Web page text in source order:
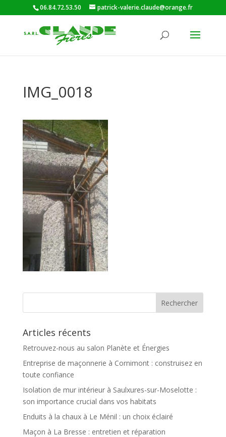
06.84.72.53.50 patrick-valerie.claude@orange.fr
IMG_0018
Articles récents
Retrouvez-nous au salon Planète et Énergies
Entreprise de maçonnerie à Cornimont : construisez en
toute confiance
Isolation de mur intérieur à Saulxures-sur-Moselotte :
son importance crucial dans vos habitats
Enduits à la chaux à Le Ménil : un choix éclairé
Maçon à La Bresse : entretien et réparation